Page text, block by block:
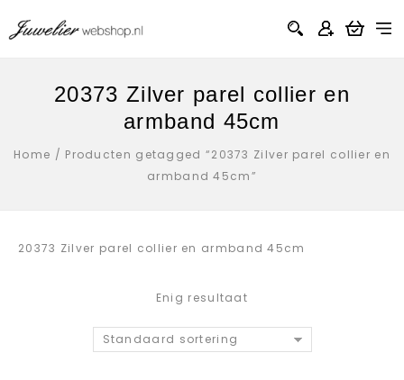
20373 Zilver parel collier en
armband 45cm
Home / Producten getagged “20373 Zilver parel collier en
armband 45cm”
20373 Zilver parel collier en armband 45cm
Enig resultaat
Standaard sortering